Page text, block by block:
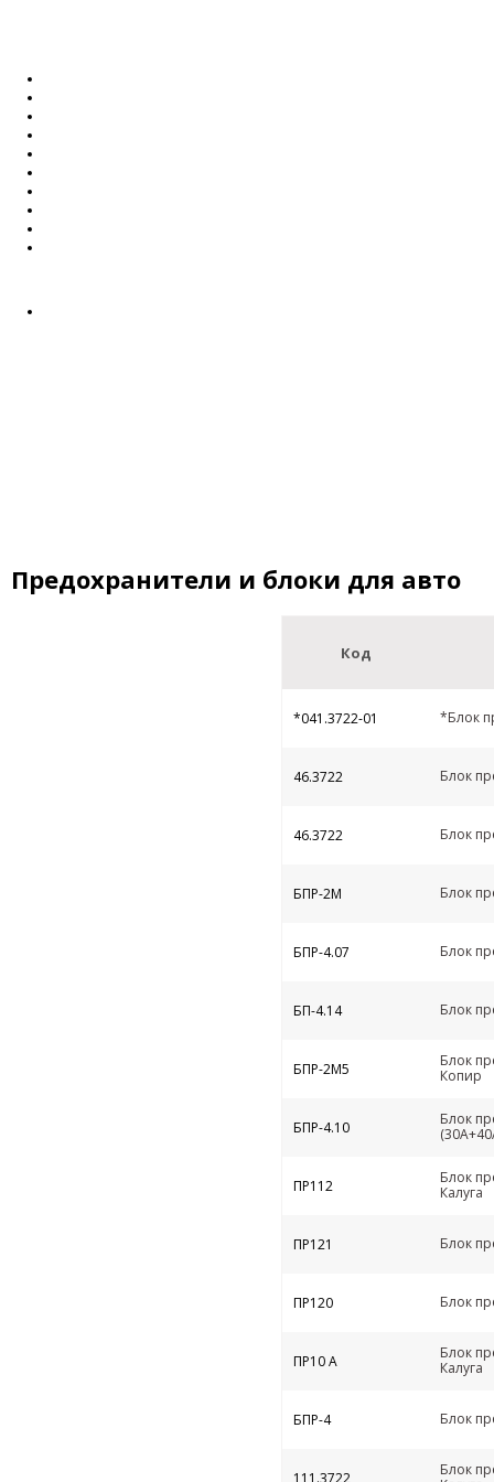
Предохранители и блоки для авто
Код
*041.3722-01 *Блок
46.3722 Блок
46.3722 Блок
БПР-2М Блок
БПР-4.07 Блок
БП-4.14 Блок
БПР-2М5
Блок
Копир
БПР-4.10
Блок
ПР112
Блок
Калуга
ПР121 Блок
ПР120 Блок
ПР10 А
Блок
Калуга
БПР-4 Блок
111.3722
Блок